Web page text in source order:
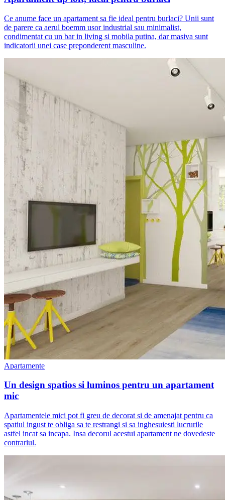
Ce anume face un apartament sa fie ideal pentru burlaci? Unii sunt
de parere ca aerul boemm usor industrial sau minimalist,
condimentat cu un bar in living si mobila putina, dar masiva sunt
indicatorii unei case preponderent masculine.
Apartamente
Un design spatios si luminos pentru un apartament
mic
Apartamentele mici pot fi greu de decorat si de amenajat pentru ca
spatiul ingust te obliga sa te restrangi si sa inghesuiesti lucrurile
astfel incat sa incapa. Insa decorul acestui apartament ne dovedeste
contrariul.